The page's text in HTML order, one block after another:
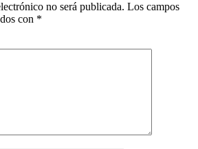
no será publicada. Los campos
con *